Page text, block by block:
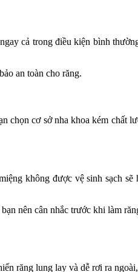
cả trong điều kiện bình
an toàn cho răng.
cơ sở nha khoa kém chất
không được vệ sinh sạch
nên cân nhắc trước khi làm
răng lung lay và dễ rơi ra